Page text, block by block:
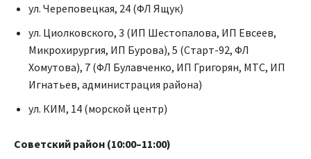
ул. Череповецкая, 24 (ФЛ Ящук)
ул. Циолковского, 3 (ИП Шестопалова, ИП Евсеев,
Микрохирургия, ИП Бурова), 5 (Старт-92, ФЛ
Хомутова), 7 (ФЛ Булавченко, ИП Григорян, МТС, ИП
Игнатьев, администрация района)
ул. КИМ, 14 (морской центр)
Советский район (10:00–11:00)